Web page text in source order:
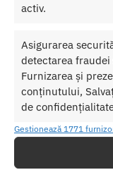
activ.
Asigurarea
detectarea
Furnizarea și
conținutului,
de
Gestionează 1771
Categorii:
Produse